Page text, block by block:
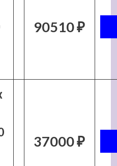
90510 ₽
37000 ₽